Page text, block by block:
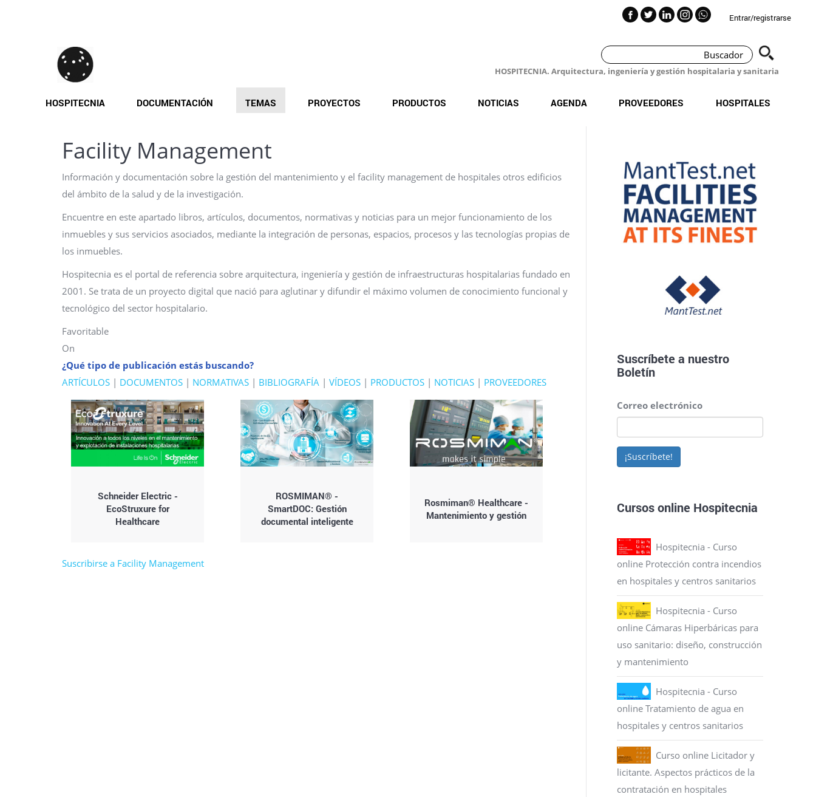
Entrar/registrarse
HOSPITECNIA. Arquitectura, ingeniería y gestión hospitalaria y sanitaria
HOSPITECNIA DOCUMENTACIÓN TEMAS PROYECTOS PRODUCTOS NOTICIAS AGENDA PROVEEDORES HOSPITALES
Facility Management
Información y documentación sobre la gestión del mantenimiento y el facility management de hospitales otros edificios
del ámbito de la salud y de la investigación.
Encuentre en este apartado libros, artículos, documentos, normativas y noticias para un mejor funcionamiento de los
inmuebles y sus servicios asociados, mediante la integración de personas, espacios, procesos y las tecnologías propias de
los inmuebles.
Hospitecnia es el portal de referencia sobre arquitectura, ingeniería y gestión de infraestructuras hospitalarias fundado en
2001. Se trata de un proyecto digital que nació para aglutinar y difundir el máximo volumen de conocimiento funcional y
tecnológico del sector hospitalario.
Favoritable
On
¿Qué tipo de publicación estás buscando?
ARTÍCULOS | DOCUMENTOS | NORMATIVAS | BIBLIOGRAFÍA | VÍDEOS | PRODUCTOS | NOTICIAS | PROVEEDORES
Schneider Electric -
EcoStruxure for
Healthcare
ROSMIMAN® -
SmartDOC: Gestión
documental inteligente
Rosmiman® Healthcare -
Mantenimiento y gestión
Suscribirse a Facility Management
Suscríbete a nuestro
Boletín
Correo electrónico
¡Suscríbete!
Cursos online Hospitecnia
Hospitecnia - Curso
online Protección contra incendios
en hospitales y centros sanitarios
Hospitecnia - Curso
online Cámaras Hiperbáricas para
uso sanitario: diseño, construcción
y mantenimiento
Hospitecnia - Curso
online Tratamiento de agua en
hospitales y centros sanitarios
Curso online Licitador y
licitante. Aspectos prácticos de la
contratación en hospitales